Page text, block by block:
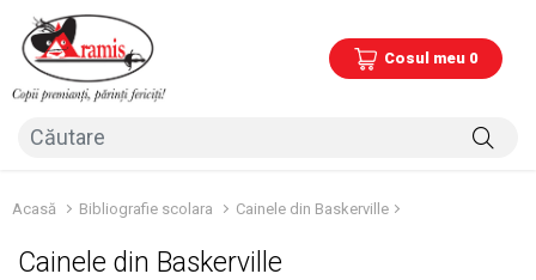
Cosul meu 0
Acasă Bibliografie scolara Cainele din Baskerville
Cainele din Baskerville